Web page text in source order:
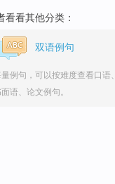
看看其他分类：
双语例句
例句，可以按难度查看口语、
语、论文例句。